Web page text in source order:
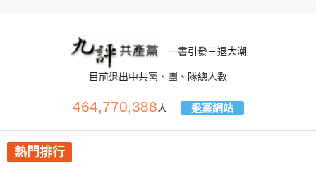
一書引發三退大潮
目前退出中共黨、團、隊總人數
464,770,388人 退黨網站
熱門排行